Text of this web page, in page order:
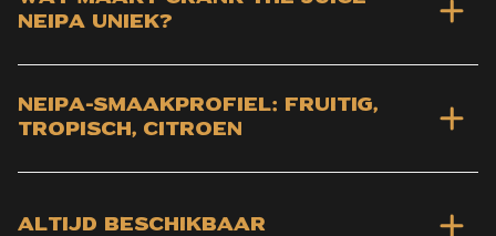
NEIPA uniek?
NEIPA-smaakprofiel: fruitig,
tropisch, citroen
Altijd beschikbaar